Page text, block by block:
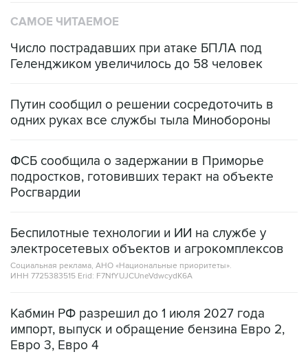
САМОЕ ЧИТАЕМОЕ
Число пострадавших при атаке БПЛА под
Геленджиком увеличилось до 58 человек
Путин сообщил о решении сосредоточить в
одних руках все службы тыла Минобороны
ФСБ сообщила о задержании в Приморье
подростков, готовивших теракт на объекте
Росгвардии
Беспилотные технологии и ИИ на службе у
электросетевых объектов и агрокомплексов
Социальная реклама, АНО «Национальные приоритеты».
ИНН 7725383515 Erid: F7NfYUJCUneVdwcydK6A
Кабмин РФ разрешил до 1 июля 2027 года
импорт, выпуск и обращение бензина Евро 2,
Евро 3, Евро 4